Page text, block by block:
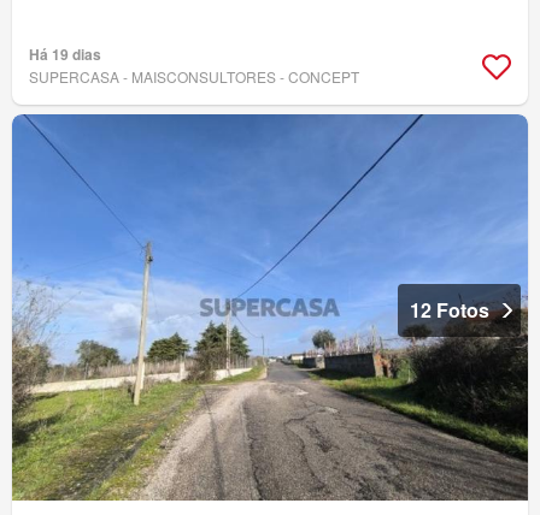
Há 19 dias
SUPERCASA - MAISCONSULTORES - CONCEPT
12 Fotos